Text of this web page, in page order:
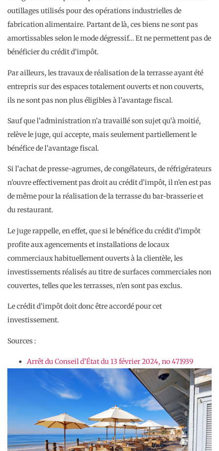
outillages utilisés pour des opérations industrielles de
fabrication alimentaire. Partant de là, ces biens ne sont pas
amortissables selon le mode dégressif… Et ne permettent pas de
bénéficier du crédit d’impôt.
Par ailleurs, les travaux de réalisation de la terrasse ayant été
entrepris sur des espaces totalement ouverts et non couverts,
ils ne sont pas non plus éligibles à l’avantage fiscal.
Sauf que l’administration n’a travaillé son sujet qu’à moitié,
relève le juge, qui accepte, mais seulement partiellement le
bénéfice de l’avantage fiscal.
Si l’achat de presse-agrumes, de congélateurs, de réfrigérateurs
n’ouvre effectivement pas droit au crédit d’impôt, il n’en est pas
de même pour la réalisation de la terrasse du bar-brasserie et
du restaurant.
Le juge rappelle, en effet, que si le bénéfice du crédit d’impôt
profite aux agencements et installations de locaux
commerciaux habituellement ouverts à la clientèle, les
investissements réalisés au titre de surfaces commerciales non
couvertes, telles que les terrasses, n’en sont pas exclus.
Le crédit d’impôt doit donc être accordé pour cet
investissement.
Sources :
Arrêt du Conseil d’État du 13 février 2024, no 471939